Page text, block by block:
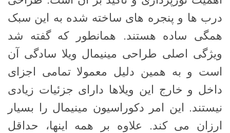
درب ها و پنجره های ساخته شده به این سبک
همگی ساده هستند. همانطور که گفته شد
ویژگی اصلی طراحی مینیمال ویلا سادگی آن
است و به همین دلیل معمولا تمامی اجزای
داخل و خارج این ویلاها دارای جزئیات زیادی
نیستند. این امر دکوراسیون مینیمال را بسیار
ارزان می کند. علاوه بر همه اینها، حداقل